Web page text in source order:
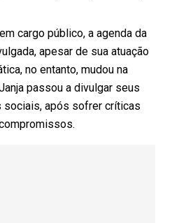
cargo público, a agenda da
apesar de sua atuação
no entanto, mudou na
passou a divulgar seus
após sofrer críticas